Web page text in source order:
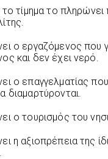
το τίμημα το
ο εργαζόμενος που
και δεν έχει νερό.
ο επαγγελματίας
διαμαρτύρονται.
ο τουρισμός του
η αξιοπρέπεια της